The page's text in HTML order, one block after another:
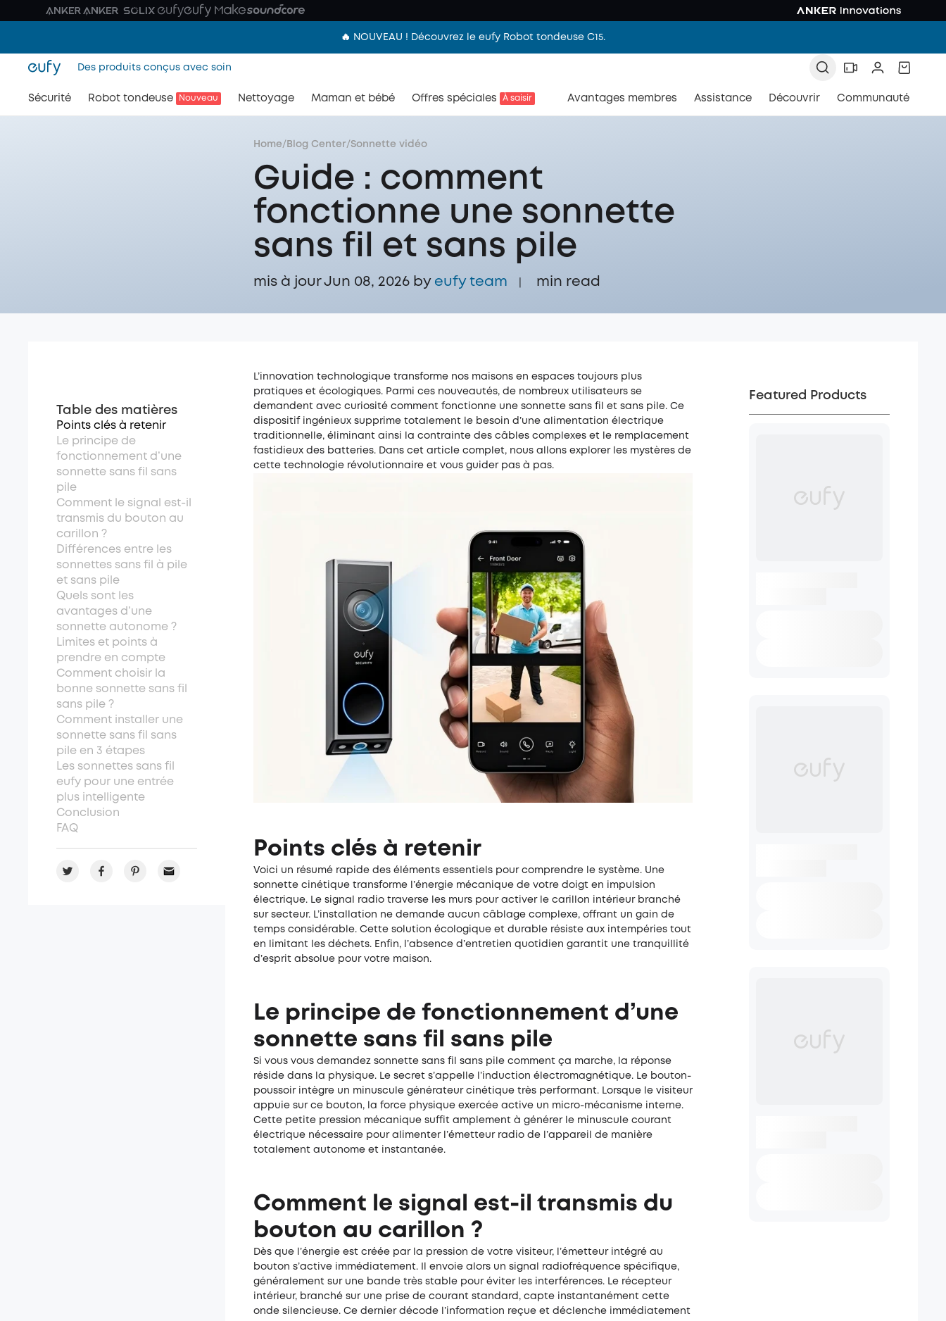
🔥 NOUVEAU ! Découvrez le eufy Robot tondeuse C15.
Des produits conçus avec soin
Sécurité Robot tondeuse Nouveau Nettoyage Maman et bébé Offres spéciales À saisir Avantages membres Assistance Découvrir Communauté
Home/ Blog Center/Sonnette vidéo
Guide : comment
fonctionne une sonnette
sans fil et sans pile
mis à jour Jun 08, 2026 by eufy team min read
L’innovation technologique transforme nos maisons en espaces toujours plus
pratiques et écologiques. Parmi ces nouveautés, de nombreux utilisateurs se
demandent avec curiosité comment fonctionne une sonnette sans fil et sans pile. Ce
dispositif ingénieux supprime totalement le besoin d’une alimentation électrique
traditionnelle, éliminant ainsi la contrainte des câbles complexes et le remplacement
fastidieux des batteries. Dans cet article complet, nous allons explorer les mystères de
cette technologie révolutionnaire et vous guider pas à pas.
Points clés à retenir
Voici un résumé rapide des éléments essentiels pour comprendre le système. Une
sonnette cinétique transforme l’énergie mécanique de votre doigt en impulsion
électrique. Le signal radio traverse les murs pour activer le carillon intérieur branché
sur secteur. L’installation ne demande aucun câblage complexe, offrant un gain de
temps considérable. Cette solution écologique et durable résiste aux intempéries tout
en limitant les déchets. Enfin, l’absence d’entretien quotidien garantit une tranquillité
d’esprit absolue pour votre maison.
Le principe de fonctionnement d’une
sonnette sans fil sans pile
Si vous vous demandez sonnette sans fil sans pile comment ça marche, la réponse
réside dans la physique. Le secret s’appelle l’induction électromagnétique. Le bouton-
poussoir intègre un minuscule générateur cinétique très performant. Lorsque le visiteur
appuie sur ce bouton, la force physique exercée active un micro-mécanisme interne.
Cette petite pression mécanique suffit amplement à générer le minuscule courant
électrique nécessaire pour alimenter l’émetteur radio de l’appareil de manière
totalement autonome et instantanée.
Comment le signal est-il transmis du
bouton au carillon ?
Dès que l’énergie est créée par la pression de votre visiteur, l’émetteur intégré au
bouton s’active immédiatement. Il envoie alors un signal radiofréquence spécifique,
généralement sur une bande très stable pour éviter les interférences. Le récepteur
intérieur, branché sur une prise de courant standard, capte instantanément cette
onde silencieuse. Ce dernier décode l’information reçue et déclenche immédiatement
Table des matières
Points clés à retenir
Le principe de
fonctionnement d’une
sonnette sans fil sans
pile
Comment le signal est-il
transmis du bouton au
carillon ?
Différences entre les
sonnettes sans fil à pile
et sans pile
Quels sont les
avantages d’une
sonnette autonome ?
Limites et points à
prendre en compte
Comment choisir la
bonne sonnette sans fil
sans pile ?
Comment installer une
sonnette sans fil sans
pile en 3 étapes
Les sonnettes sans fil
eufy pour une entrée
plus intelligente
Conclusion
FAQ
Featured Products